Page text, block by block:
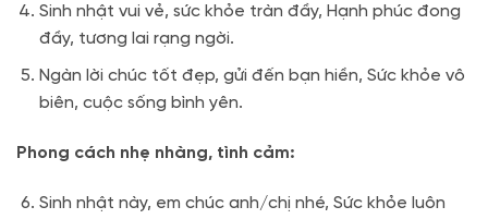
Sinh nhật vui vẻ, sức khỏe tràn đầy, Hạnh phúc đong
đầy, tương lai rạng ngời.
Ngàn lời chúc tốt đẹp, gửi đến bạn hiền, Sức khỏe vô
biên, cuộc sống bình yên.
Phong cách nhẹ nhàng, tình cảm:
Sinh nhật này, em chúc anh/chị nhé, Sức khỏe luôn